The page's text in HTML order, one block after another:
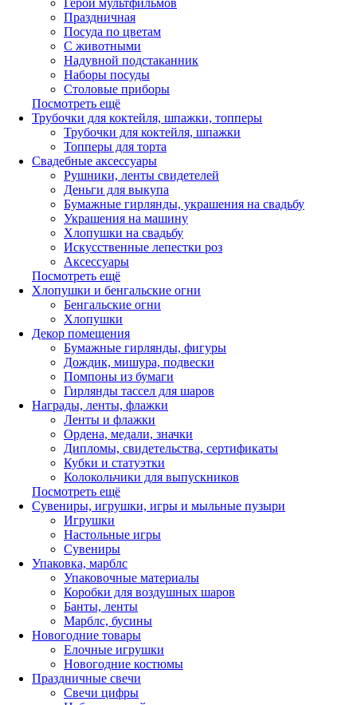
Праздничная
Посуда по цветам
С животными
Надувной подстаканник
Наборы посуды
Столовые приборы
Посмотреть ещё
Трубочки для коктейля, шпажки, топперы
Трубочки для коктейля, шпажки
Топперы для торта
Свадебные аксессуары
Рушники, ленты свидетелей
Деньги для выкупа
Бумажные гирлянды, украшения на свадьбу
Украшения на машину
Хлопушки на свадьбу
Искусственные лепестки роз
Аксессуары
Посмотреть ещё
Хлопушки и бенгальские огни
Бенгальские огни
Хлопушки
Декор помещения
Бумажные гирлянды, фигуры
Дождик, мишура, подвески
Помпоны из бумаги
Гирлянды тассел для шаров
Награды, ленты, флажки
Ленты и флажки
Ордена, медали, значки
Дипломы, свидетельства, сертификаты
Кубки и статуэтки
Колокольчики для выпускников
Посмотреть ещё
Сувениры, игрушки, игры и мыльные пузыри
Игрушки
Настольные игры
Сувениры
Упаковка, марблс
Упаковочные материалы
Коробки для воздушных шаров
Банты, ленты
Марблс, бусины
Новогодние товары
Елочные игрушки
Новогодние костюмы
Праздничные свечи
Свечи цифры